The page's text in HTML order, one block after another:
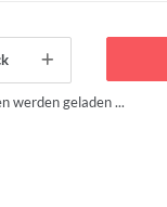
werden geladen ...